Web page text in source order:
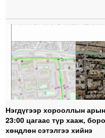
Нэгдүгээр хорооллын
23:00 цагаас түр хааж,
хөндлөн сэтэлгээ хийнэ